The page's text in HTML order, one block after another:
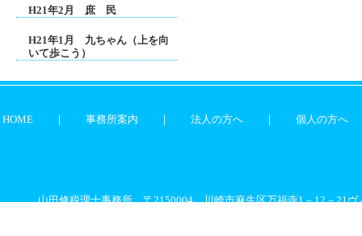
H21年2月 庶 民
H21年1月 九ちゃん（上を向
いて歩こう）
HOME ｜ 事務所案内 ｜ 法人の方へ ｜ 個人の方へ
山田修税理士事務所 〒2150004 川崎市麻生区万福寺1－12